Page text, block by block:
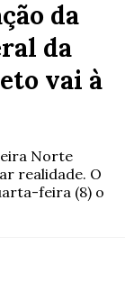
da
da
vai à
Norte
realidade. O
feira (8) o